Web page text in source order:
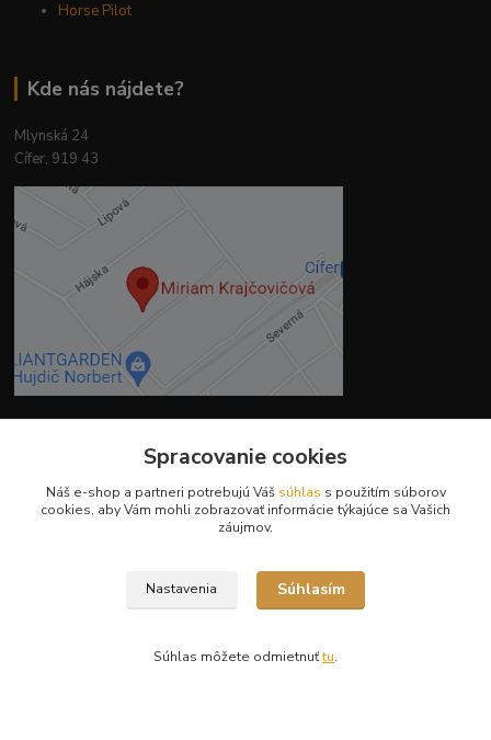
Horse Pilot
Kde nás nájdete?
Mlynská 24
Cífer, 919 43
+421 944 394 715
Spracovanie cookies
Náš e-shop a partneri potrebujú Váš súhlas s použitím súborov
cookies, aby Vám mohli zobrazovať informácie týkajúce sa Vašich
záujmov.
Nastavenia Súhlasím
Súhlas môžete odmietnuťtu.